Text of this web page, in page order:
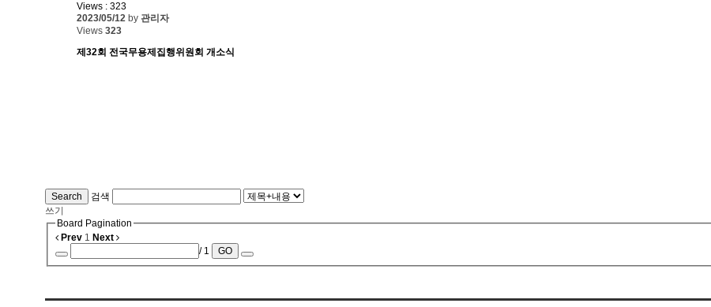
Views : 323
2023/05/12 by 관리자
Views 323
제32회 전국무용제집행위원회 개소식
Search
검색
쓰기
Board Pagination
Prev 1 Next
/ 1
GO